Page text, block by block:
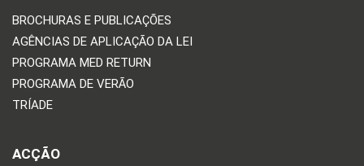
BROCHURAS E PUBLICAÇÕES
AGÊNCIAS DE APLICAÇÃO DA LEI
PROGRAMA MED RETURN
PROGRAMA DE VERÃO
TRÍADE
ACÇÃO